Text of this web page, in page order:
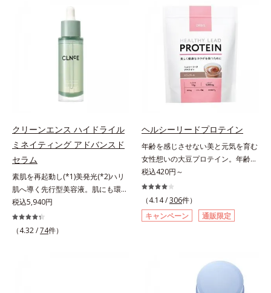
クリーンエンス ハイドライル
ミネイティング アドバンスド
セラム
素肌を再起動し(*1)美発光(*2)ハリ
肌へ導く先行型美容液。肌にも環境
にも、いいことを——。
「CLEANENCE（クリーンエン
ス）」が目指すのは、まっさらな素
税込5,940円
（4.32 /74件）
ヘルシーリードプロテイン
年齢を感じさせない美と元気を育む
女性想いの大豆プロテイン。年齢を
感じさせない美と元気を育む、女性
想いの大豆プロテインです。1杯で
不足しがちなたんぱく質を補えま
す。大人女性の食習慣に基づき質と
量を考え、更年世代の女性に人気の
採用しました。吸収が穏やかで、腹
持ちがいいのもポイントです。体を
作る材料であるたんぱく質12g(*1)
税込420円～
（4.14 /306件）
キャンペーン
通販限定